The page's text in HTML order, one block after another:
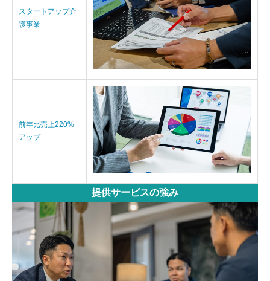
スタートアップ介
護事業
前年比売上220%
アップ
提供サービスの強み